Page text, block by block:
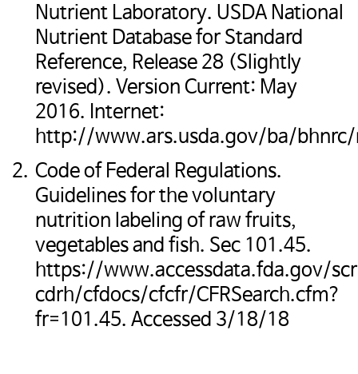
Nutrient Laboratory. USDA National
Nutrient Database for Standard
Reference, Release 28 (Slightly
revised). Version Current: May
2016. Internet:
http://www.ars.usda.gov/ba/
Code of Federal Regulations.
Guidelines for the voluntary
nutrition labeling of raw fruits,
vegetables and fish. Sec 101.45.
https://www.accessdata.fda.gov/
cdrh/cfdocs/cfcfr/CFRSearch.cfm?
fr=101.45. Accessed 3/18/18